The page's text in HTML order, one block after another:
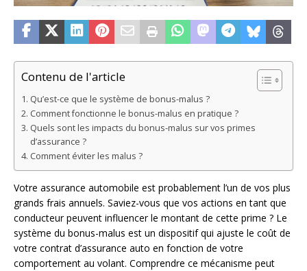
Contenu de l'article
Qu’est-ce que le système de bonus-malus ?
Comment fonctionne le bonus-malus en pratique ?
Quels sont les impacts du bonus-malus sur vos primes
d’assurance ?
Comment éviter les malus ?
Votre assurance automobile est probablement l’un de vos plus
grands frais annuels. Saviez-vous que vos actions en tant que
conducteur peuvent influencer le montant de cette prime ? Le
système du bonus-malus est un dispositif qui ajuste le coût de
votre contrat d’assurance auto en fonction de votre
comportement au volant. Comprendre ce mécanisme peut